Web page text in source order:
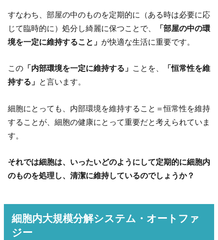
すなわち、部屋の中のものを定期的に（ある時は必要に応
じて臨時的に）処分し綺麗に保つことで、
「部屋の中の環
境を一定に維持すること」 が快適な生活に重要です。
この 「内部環境を一定に維持する」 ことを、
「恒常性を維
持する」 と言います。
細胞にとっても、内部環境を維持すること＝恒常性を維持
することが、細胞の健康にとって重要だと考えられていま
す。
それでは細胞は、いったいどのようにして定期的に細胞内
のものを処理し、清潔に維持しているのでしょうか？
細胞内大規模分解システム・オートファ
ジー